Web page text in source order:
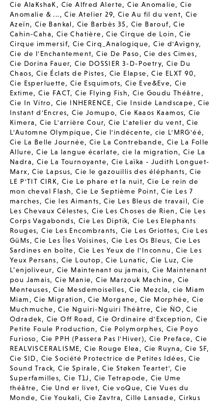
Cie AlaKshaK, Cie Alfred Alerte,Cie Anomalie, Cie
Anomalie & ...,Cie Atelier 29, Cie Au fil du vent, Cie
Azeïn, Cie Bankal, Cie Barbès 35, Cie Barouf,Cie
Cahin-Caha, Cie Chatière,Cie Cirque de Loin ,Cie
Cirque immersif, Cie Cirq_Analogique,Cie d'Avigny,
Cie de l'Enchantement,Cie De Paso,Cie des Cimes,
Cie Dorina Fauer,Cie DOSSIER 3-D-Poetry, Cie Du
Chaos, Cie Éclats de Pistes, Cie Elapse,Cie ELXT 90,
Cie Esperluette, Cie Esquimots, Cie Eve&Eve,Cie
Extime,Cie FACT,Cie Flying Fish,Cie Goudu Théâtre,
Cie In Vitro, Cie INHERENCE, Cie Inside Landscape,Cie
Instant d'Encres,Cie Jomupo,Cie Kaaos Kaamos,Cie
Kimera,Cie L'arrière Cour,Cie L'atelier du vent,Cie
L'Automne Olympique,Cie l'indécente,cie L'MRG'éé,
Cie La Belle Journée, Cie La Contrebande, Cie La Folle
Allure,Cie La langue écarlate, cie la migration,Cie La
Nadra, Cie La Tournoyante, Cie Laïka - Judith Longuet-
Marx,Cie Lapsus,Cie le gazouillis des éléphants,Cie
LE P'TIT CIRK,Cie Le phare et la nuit,Cie Le rein de
mon cheval Flash,Cie Le Septième Point,Cie Les 7
marches, Cie les Aimants,Cie Les Bleus de travail, Cie
Les Chevaux Célestes, Cie Les Choses de Rien ,Cie Les
Corps Vagabonds, Cie Les Diptik,Cie Les Elephants
Rouges,Cie Les Encombrants, Cie Les Griottes, Cie Les
GüMs,Cie Les Îles Voisines, Cie Les Os Bleus, Cie Les
Sardines en boîte, Cie Les Yeux de l'Inconnu ,Cie Les
Yeux Persans, Cie Loutop ,Cie Lunatic, Cie Luz,Cie
L’enjoliveur, Cie Maintenant ou jamais,Cie Maintenant
pou Jamais, Cie Manie,Cie Marzouk Machine, Cie
Menteuses,Cie Mesdemoiselles,Cie Mezcla,cie Miam
Miam ,Cie Migration ,Cie Morgane, Cie Morphée, Cie
Muchmuche,Cie Nguiri-Nguiri Théâtre,Cie ÑO,Cie
Odradek, Cie Off Road,Cie Ordinaire d'Exception,Cie
Petite Foule Production,Cie Polymorphes, Cie Poyo
Furioso, Cie PPH (Passera Pas l'Hiver),Cie Preface,Cie
REALVISCERALISME,Cie Rouge Elea , Cie Ruyna,Cie SF,
Cie SID, Cie Société Protectrice de Petites Idées,Cie
Sound Track,Cie Spirale,Cie Støken Teartet', Cie
Superfamilles,Cie T1J , Cie Tetrapode, Cie Ume
théâtre, Cie Und er livet, Cie voQue,Cie Vues du
Monde, Cie Youkali,Cie Zavtra, Cille Lansade, Cirkus